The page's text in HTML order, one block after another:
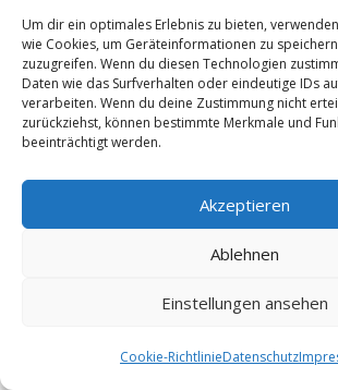
Um dir ein optimales Erlebnis zu bieten,
wie Cookies, um Geräteinformationen zu
zuzugreifen. Wenn du diesen Technologien
Daten wie das Surfverhalten oder eindeutige IDs
verarbeiten. Wenn du deine Zustimmung nicht
zurückziehst, können bestimmte Merkmale und
beeinträchtigt werden.
Akzeptieren
Ablehnen
Einstellungen ansehen
Cookie-RichtlinieDatenschutz
Monteurzimmer Neu-Ulm
Monteurzimmer Elchingen
Monteurzimmer Bellenberg
Schwaben
Monteurzimmer Neu-Ulm Pfuhl
Monteurzimmer Ulm
Monteurzimmer Neu-Ulm
Monteurzimmer Ulm Donau
Monteurzimmer Ulm
Monteurzimmer Illerrieden